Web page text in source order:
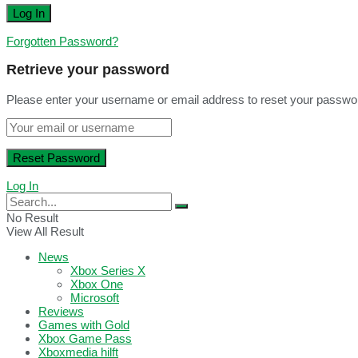
Forgotten Password?
Retrieve your password
Please enter your username or email address to reset your
Log In
No Result
View All Result
News
Xbox Series X
Xbox One
Microsoft
Reviews
Games with Gold
Xbox Game Pass
Xboxmedia hilft